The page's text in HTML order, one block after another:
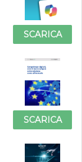
SCARICA
SCARICA